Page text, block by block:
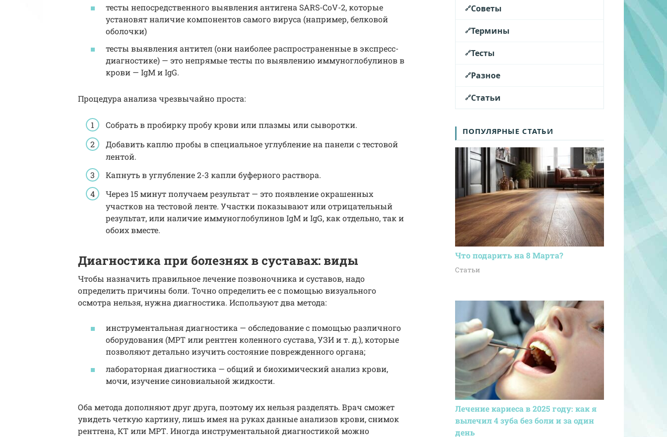
тесты непосредственного выявления антигена SARS-CoV-2, которые
установят наличие компонентов самого вируса (например, белковой
оболочки)
тесты выявления антител (они наиболее распространенные в экспресс-
диагностике) — это непрямые тесты по выявлению иммуноглобулинов в
крови — IgM и IgG.
Процедура анализа чрезвычайно проста:
Собрать в пробирку пробу крови или плазмы или сыворотки.
Добавить каплю пробы в специальное углубление на панели с тестовой
лентой.
Капнуть в углубление 2-3 капли буферного раствора.
Через 15 минут получаем результат — это появление окрашенных
участков на тестовой ленте. Участки показывают или отрицательный
результат, или наличие иммуноглобулинов IgM и IgG, как отдельно, так и
обоих вместе.
Диагностика при болезнях в суставах: виды
Чтобы назначить правильное лечение позвоночника и суставов, надо
определить причины боли. Точно определить ее с помощью визуального
осмотра нельзя, нужна диагностика. Используют два метода:
инструментальная диагностика — обследование с помощью различного
оборудования (МРТ или рентген коленного сустава, УЗИ и т. д.), которые
позволяют детально изучить состояние поврежденного органа;
лабораторная диагностика — общий и биохимический анализ крови,
мочи, изучение синовиальной жидкости.
Оба метода дополняют друг друга, поэтому их нельзя разделять. Врач сможет
увидеть четкую картину, лишь имея на руках данные анализов крови, снимок
рентгена, КТ или МРТ. Иногда инструментальной диагностикой можно
Советы
Термины
Тесты
Разное
Статьи
ПОПУЛЯРНЫЕ СТАТЬИ
Что подарить на 8 Марта?
Статьи
Лечение кариеса в 2025 году: как я
вылечил 4 зуба без боли и за один
день